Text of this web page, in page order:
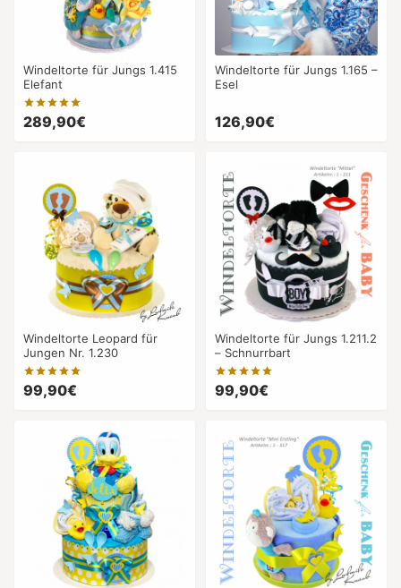
Windeltorte für Jungs 1.415
Elefant
289,90€
Windeltorte für Jungs 1.165 –
Esel
126,90€
Windeltorte Leopard für
Jungen Nr. 1.230
99,90€
Windeltorte für Jungs 1.211.2
– Schnurrbart
99,90€